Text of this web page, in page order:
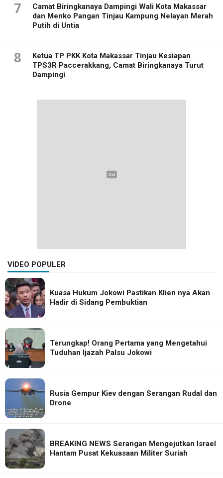
7
Camat Biringkanaya Dampingi Wali Kota Makassar
dan Menko Pangan Tinjau Kampung Nelayan Merah
Putih di Untia
8
Ketua TP PKK Kota Makassar Tinjau Kesiapan
TPS3R Paccerakkang, Camat Biringkanaya Turut
Dampingi
VIDEO POPULER
Kuasa Hukum Jokowi Pastikan Klien nya Akan
Hadir di Sidang Pembuktian
Terungkap! Orang Pertama yang Mengetahui
Tuduhan Ijazah Palsu Jokowi
Rusia Gempur Kiev dengan Serangan Rudal dan
Drone
BREAKING NEWS Serangan Mengejutkan Israel
Hantam Pusat Kekuasaan Militer Suriah